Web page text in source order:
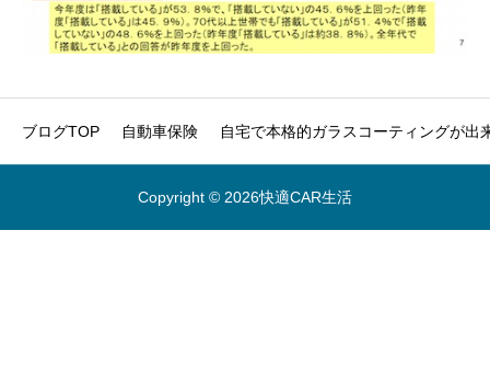
ブログTOP 自動車保険 自宅で本格的ガラスコーティングが出
Copyright © 2026快適CAR生活